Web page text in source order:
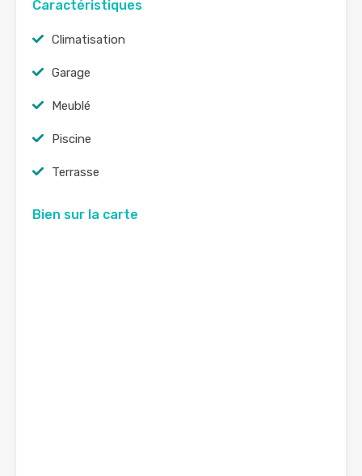
Caractéristiques
Climatisation
Garage
Meublé
Piscine
Terrasse
Bien sur la carte